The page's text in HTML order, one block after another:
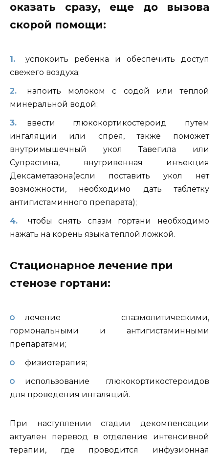
оказать сразу, еще до вызова
скорой помощи:
успокоить ребенка и обеспечить доступ
свежего воздуха;
напоить молоком с содой или теплой
минеральной водой;
ввести глюкокортикостероид путем
ингаляции или спрея, также поможет
внутримышечный укол Тавегила или
Супрастина, внутривенная инъекция
Дексаметазона(если поставить укол нет
возможности, необходимо дать таблетку
антигистаминного препарата);
чтобы снять спазм гортани необходимо
нажать на корень языка теплой ложкой.
Стационарное лечение при
стенозе гортани:
лечение спазмолитическими,
гормональными и антигистаминными
препаратами;
физиотерапия;
использование глюкокортикостероидов
для проведения ингаляций.
При наступлении стадии декомпенсации
актуален перевод в отделение интенсивной
терапии, где проводится инфузионная